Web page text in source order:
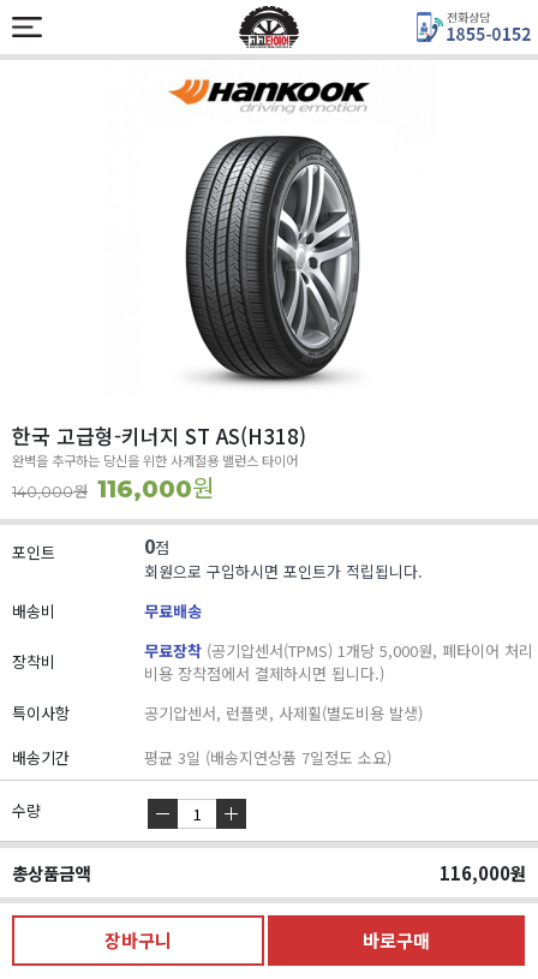
한국 고급형-키너지 ST AS(H318)
완벽을 추구하는 당신을 위한 사계절용 밸런스 타이어
140,000원 116,000원
포인트 0점
회원으로 구입하시면 포인트가 적립됩니다.
배송비
무료배송
장착비 무료장착 (공기압센서(TPMS) 1개당 5,000원, 폐타이어 처리
비용 장착점에서 결제하시면 됩니다.)
특이사항
공기압센서, 런플렛, 사제휠(별도비용 발생)
배송기간
평균 3일 (배송지연상품 7일정도 소요)
수량
총상품금액 116,000원